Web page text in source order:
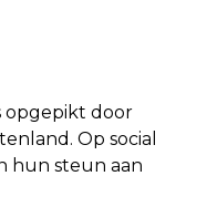
opgepikt door
Op social
hun steun aan